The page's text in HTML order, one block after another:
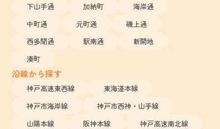
下山手通 加納町
海岸通
中町通
元町通
磯上通
西多聞通
駅南通
新開地
湊町
沿線から探す
神戸高速東西線
東海道本線
神戸市海岸線
神戸市西神・山手線
山陽本線
阪神本線
神戸高速南北線